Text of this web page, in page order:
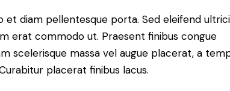
et diam pellentesque porta. Sed eleifend
erat commodo ut. Praesent finibus congue
scelerisque massa vel augue placerat, a
placerat finibus lacus.